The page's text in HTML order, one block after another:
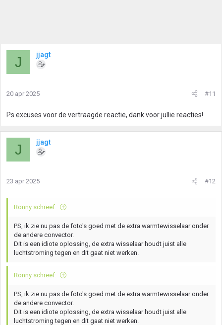
J jjagt
20 apr 2025 #11
Ps excuses voor de vertraagde reactie, dank voor jullie reacties!
J jjagt
23 apr 2025 #12
Ronny schreef:
PS, ik zie nu pas de foto's goed met de extra warmtewisselaar onder
de andere convector.
Dit is een idiote oplossing, de extra wisselaar houdt juist alle
luchtstroming tegen en dit gaat niet werken.
Ronny schreef:
PS, ik zie nu pas de foto's goed met de extra warmtewisselaar onder
de andere convector.
Dit is een idiote oplossing, de extra wisselaar houdt juist alle
luchtstroming tegen en dit gaat niet werken.